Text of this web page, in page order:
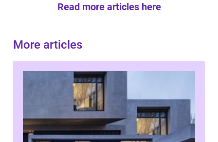
Read more articles here
More articles